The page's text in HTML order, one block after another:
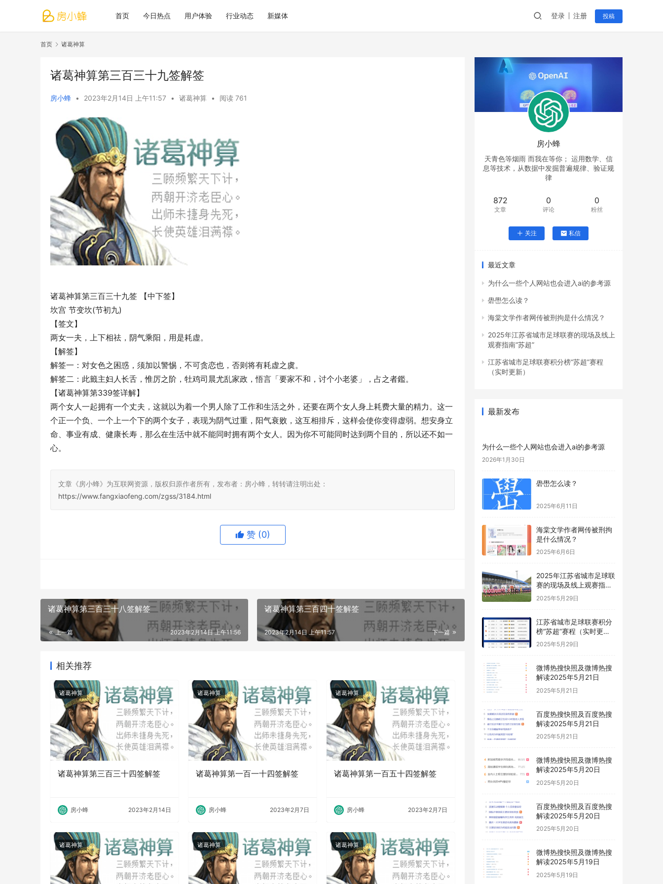
首页 今日热点 用户体验 行业动态 新媒体 登录 注册 投稿
首页 诸葛神算
诸葛神算第三百三十九签解签
房小蜂 • 2023年2月14日 上午11:57 • 诸葛神算 • 阅读 761
诸葛神算第三百三十九签 【中下签】
坎宫 节变坎(节初九)
【签文】
两女一夫，上下相祛，阴气乘阳，用是耗虚。
【解签】
解签一：对女色之困惑，须加以警惕，不可贪恋也，否则将有耗虚之虞。
解签二：此籤主妇人长舌，惟厉之阶，牡鸡司晨尤乱家政，悟言「要家不和，讨个小老婆」，占之者鑑。
【诸葛神算第339签详解】
两个女人一起拥有一个丈夫，这就以为着一个男人除了工作和生活之外，还要在两个女人身上耗费大量的精力。这一
个正一个负、一个上一个下的两个女子，表现为阴气过重，阳气衰败，这互相排斥，这样会使你变得虚弱。想安身立
命、事业有成、健康长寿，那么在生活中就不能同时拥有两个女人。因为你不可能同时达到两个目的，所以还不如一
心。
文章《房小蜂》为互联网资源，版权归原作者所有，发布者：房小蜂，转转请注明出处：
https://www.fangxiaofeng.com/zgss/3184.html
赞 (0)
诸葛神算第三百三十八签解签
上一篇 2023年2月14日 上午11:56
诸葛神算第三百四十签解签
下一篇
2023年2月14日 上午11:57
相关推荐
诸葛神算
诸葛神算第三百三十四签解签
房小蜂 2023年2月14日
诸葛神算
诸葛神算第一百一十四签解签
房小蜂 2023年2月7日
诸葛神算
诸葛神算第一百五十四签解签
房小蜂 2023年2月7日
诸葛神算 诸葛神算 诸葛神算
房小蜂
天青色等烟雨 而我在等你； 运用数学、信
息等技术，从数据中发掘普遍规律、验证规
律
872
文章
0
评论
0
粉丝
关注 私信
最近文章
为什么一些个人网站也会进入ai的参考源
礐嶨怎么读？
海棠文学作者网传被刑拘是什么情况？
2025年江苏省城市足球联赛的现场及线上
观赛指南“苏超”
江苏省城市足球联赛积分榜“苏超”赛程
（实时更新）
最新发布
为什么一些个人网站也会进入ai的参考源
2026年1月30日
礐嶨怎么读？
2025年6月11日
海棠文学作者网传被刑拘
是什么情况？
2025年6月6日
2025年江苏省城市足球联
赛的现场及线上观赛指南
“苏超”
2025年5月29日
江苏省城市足球联赛积分
榜“苏超”赛程（实时更
新）
2025年5月29日
微博热搜快照及微博热搜
解读2025年5月21日
2025年5月21日
百度热搜快照及百度热搜
解读2025年5月21日
2025年5月21日
微博热搜快照及微博热搜
解读2025年5月20日
2025年5月20日
百度热搜快照及百度热搜
解读2025年5月20日
2025年5月20日
微博热搜快照及微博热搜
解读2025年5月19日
2025年5月19日